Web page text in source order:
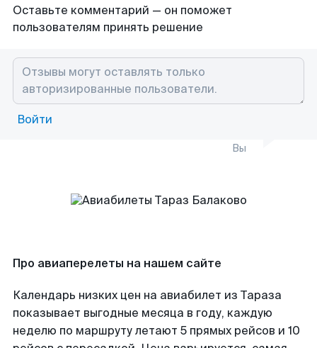
Оставьте комментарий — он поможет
пользователям принять решение
Войти
Вы
Про авиаперелеты на нашем сайте
Календарь низких цен на авиабилет из Тараза
показывает выгодные месяца в году, каждую
неделю по маршруту летают 5 прямых рейсов и 10